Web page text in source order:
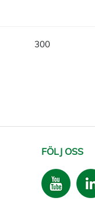
300
FÖLJ OSS